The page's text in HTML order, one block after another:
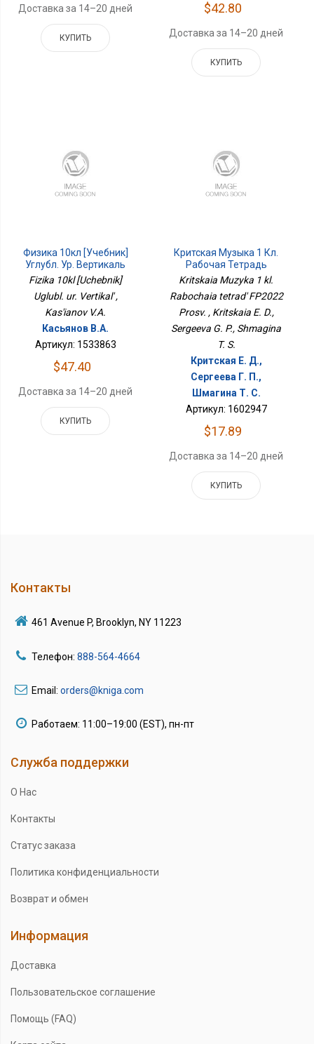
Доставка за 14–20 дней
КУПИТЬ
$42.80
Доставка за 14–20 дней
КУПИТЬ
Физика 10кл [Учебник]
Углубл. Ур. Вертикаль
Fizika 10kl [Uchebnik]
Uglubl. ur. Vertikal' ,
Kas'ianov V.A.
Касьянов В.А.
Артикул: 1533863
$47.40
Доставка за 14–20 дней
КУПИТЬ
Критская Музыка 1 Кл.
Рабочая Тетрадь
ФП2022 Просв.
Kritskaia Muzyka 1 kl.
Rabochaia tetrad' FP2022
Prosv. , Kritskaia E. D.,
Sergeeva G. P., Shmagina
T. S.
Критская Е. Д.,
Сергеева Г. П.,
Шмагина Т. С.
Артикул: 1602947
$17.89
Доставка за 14–20 дней
КУПИТЬ
Контакты
461 Avenue P, Brooklyn, NY 11223
Телефон: 888-564-4664
Email: orders@kniga.com
Работаем: 11:00–19:00 (EST), пн-пт
Служба поддержки
О Нас
Контакты
Статус заказа
Политика конфиденциальности
Возврат и обмен
Информация
Доставка
Пользовательское соглашение
Помощь (FAQ)